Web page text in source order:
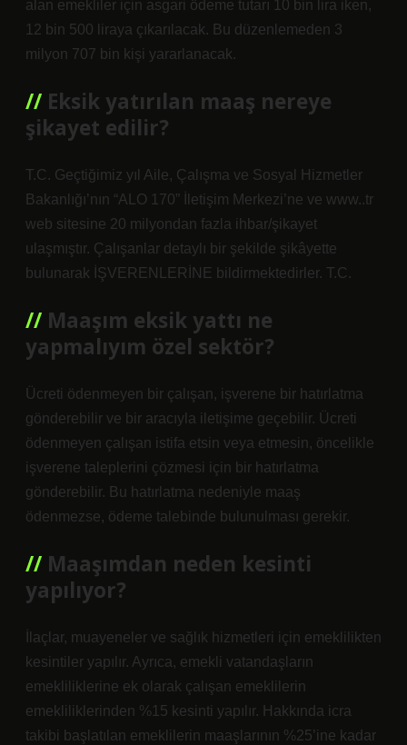
alan emekliler için asgari ödeme tutarı 10 bin lira iken,
12 bin 500 liraya çıkarılacak. Bu düzenlemeden 3
milyon 707 bin kişi yararlanacak.
Eksik yatırılan maaş nereye
şikayet edilir?
T.C. Geçtiğimiz yıl Aile, Çalışma ve Sosyal Hizmetler
Bakanlığı’nın “ALO 170” İletişim Merkezi’ne ve www..tr
web sitesine 20 milyondan fazla ihbar/şikayet
ulaşmıştır. Çalışanlar detaylı bir şekilde şikâyette
bulunarak İŞVERENLERİNE bildirmektedirler. T.C.
Maaşım eksik yattı ne
yapmalıyım özel sektör?
Ücreti ödenmeyen bir çalışan, işverene bir hatırlatma
gönderebilir ve bir aracıyla iletişime geçebilir. Ücreti
ödenmeyen çalışan istifa etsin veya etmesin, öncelikle
işverene taleplerini çözmesi için bir hatırlatma
gönderebilir. Bu hatırlatma nedeniyle maaş
ödenmezse, ödeme talebinde bulunulması gerekir.
Maaşımdan neden kesinti
yapılıyor?
İlaçlar, muayeneler ve sağlık hizmetleri için emeklilikten
kesintiler yapılır. Ayrıca, emekli vatandaşların
emekliliklerine ek olarak çalışan emeklilerin
emekliliklerinden %15 kesinti yapılır. Hakkında icra
takibi başlatılan emeklilerin maaşlarının %25’ine kadar